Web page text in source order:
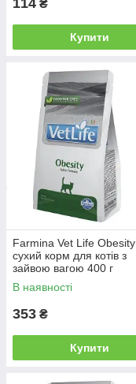
114 ₴
Купити
Farmina Vet Life Obesity
сухий корм для котів з
зайвою вагою 400 г
В наявності
353 ₴
Купити